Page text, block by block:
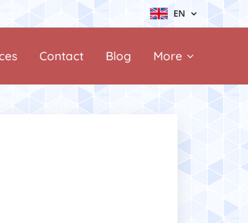
EN
Contact Blog More